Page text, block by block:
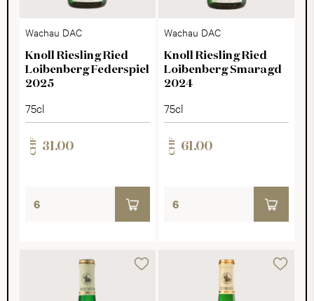
Wachau DAC
Knoll Riesling Ried
Loibenberg Federspiel
2025
75cl
CHF 31.00
Wachau DAC
Knoll Riesling Ried
Loibenberg Smaragd
2024
75cl
CHF 61.00